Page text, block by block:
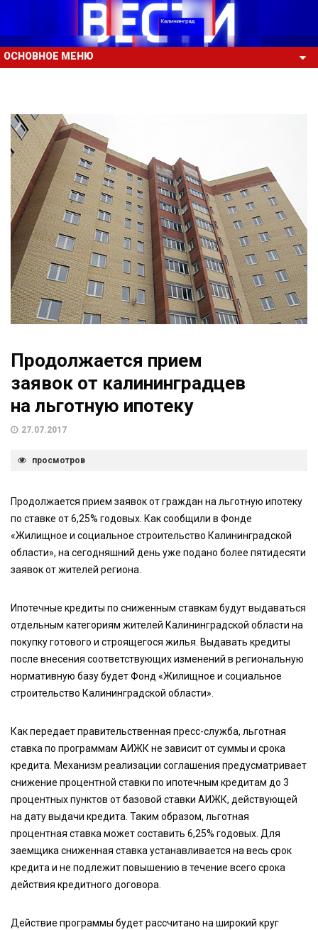
ОСНОВНОЕ МЕНЮ
Продолжается прием
заявок от калининградцев
на льготную ипотеку
27.07.2017
просмотров
Продолжается прием заявок от граждан на льготную ипотеку
по ставке от 6,25% годовых. Как сообщили в Фонде
«Жилищное и социальное строительство Калининградской
области», на сегодняшний день уже подано более пятидесяти
заявок от жителей региона.
Ипотечные кредиты по сниженным ставкам будут выдаваться
отдельным категориям жителей Калининградской области на
покупку готового и строящегося жилья. Выдавать кредиты
после внесения соответствующих изменений в региональную
нормативную базу будет Фонд «Жилищное и социальное
строительство Калининградской области».
Как передает правительственная пресс-служба, льготная
ставка по программам АИЖК не зависит от суммы и срока
кредита. Механизм реализации соглашения предусматривает
снижение процентной ставки по ипотечным кредитам до 3
процентных пунктов от базовой ставки АИЖК, действующей
на дату выдачи кредита. Таким образом, льготная
процентная ставка может составить 6,25% годовых. Для
заемщика сниженная ставка устанавливается на весь срок
кредита и не подлежит повышению в течение всего срока
действия кредитного договора.
Действие программы будет рассчитано на широкий круг